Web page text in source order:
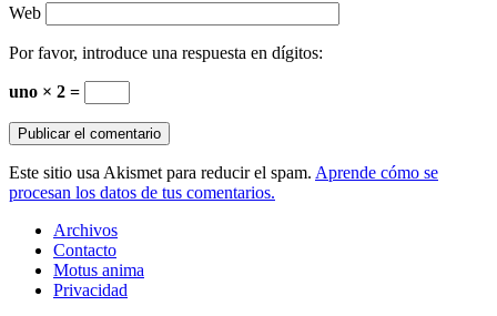
Web
Por favor, introduce una respuesta en dígitos:
uno × 2 =
Este sitio usa Akismet para reducir el spam. Aprende cómo se
procesan los datos de tus comentarios.
Archivos
Contacto
Motus anima
Privacidad